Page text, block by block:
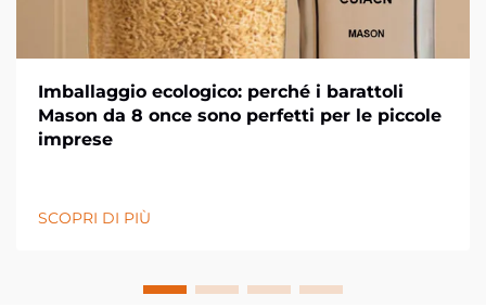
Imballaggio ecologico: perché i barattoli
Mason da 8 once sono perfetti per le piccole
imprese
SCOPRI DI PIÙ